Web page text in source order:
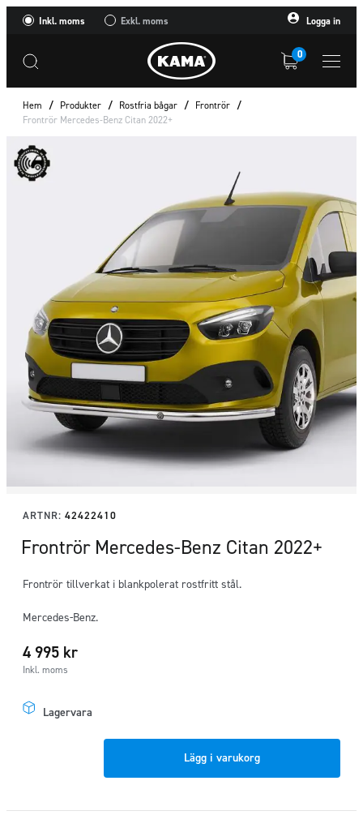
Inkl. moms Exkl. moms Logga in
0
Hem / Produkter / Rostfria bågar / Frontrör /
Frontrör Mercedes-Benz Citan 2022+
ARTNR: 42422410
Frontrör Mercedes-Benz Citan 2022+
Frontrör tillverkat i blankpolerat rostfritt stål.
Mercedes-Benz.
4 995 kr
Inkl. moms
Lagervara
Citan
Lägg i varukorg